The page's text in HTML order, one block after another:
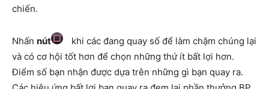
chiến.
Nhấn nút
khi các đang quay số để làm chậm chúng lại
và có cơ hội tốt hơn để chọn những thứ ít bất lợi hơn.
Điểm số bạn nhận được dựa trên những gì bạn quay ra.